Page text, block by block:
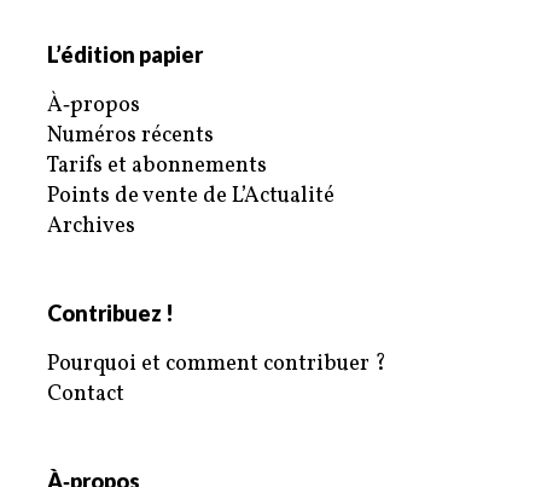
L’édition papier
À‑propos
Numéros récents
Tarifs et abonnements
Points de vente de L’Actualité
Archives
Contribuez !
Pourquoi et comment contribuer ?
Contact
À‑propos